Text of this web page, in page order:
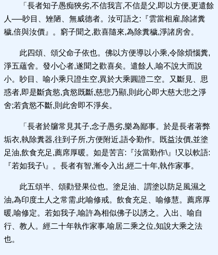
「長者知子愚痴狹劣,不信我言,不信是父,即以方便,更遣餘
人──眇目、矬陋、無威德者。汝可語之:『雲當相雇,除諸糞
穢,倍與汝價』。窮子聞之,歡喜隨來,為除糞穢,淨諸房舍。
此四頌、頌父命子依也。佛以方便導以小乘,令除煩惱糞,
淨五蘊舍。發小心者,遂聞之歡喜矣。遣餘人,喻不說大而說
小。眇目、喻小乘只證生空,異於大乘圓證二空。又斷見、思
惑者,即是斷貪慾,貪慾既斷,慈悲乃顯,則此心即大慈大悲之淨
舍;若貪慾不斷,則此舍即不淨矣。
「長者於牖常見其子,念子愚劣,樂為鄙事。於是長者著弊
垢衣,執除糞器,往到子所,方便附近,語令勤作。既益汝價,並塗
足油,飲食充足,薦席厚暖。如是苦言:『汝當勤作\』!又以軟語:
『若如我子\』。長者有智,漸令入出,經二十年,執作家事。
此五頌半、頌勸登果位也。塗足油、謂塗以防足風濕之
油,為印度土人之常需,此喻修戒。飲食充足、喻修慧。薦席厚
暖,喻修定。若如我子,喻許為相似佛子以誘之。入出、喻自
行、教人。經二十年執作家事,喻居二乘之位,知說大乘之法
也。